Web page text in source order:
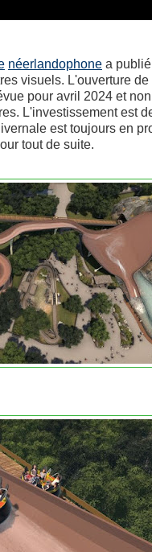
néerlandophonea publié
visuels. L'ouverture
pour avril 2024 et
L'investissement est
est toujours en
tout de suite.